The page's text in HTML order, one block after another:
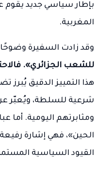
بإطار سياسي جديد يقوم
المغربية.
وقد زادت السفيرة
للشعب الجزائري».
هذا التمييز الدقيق يُبرز
شرعية للسلطة، ويُعبّر عن
ومثابرتهم اليومية. أما
الحين»، فهي إشارة
القيود السياسية